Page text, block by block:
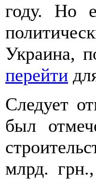
году. Но
Украина,
перейти
Следует
был
млрд.